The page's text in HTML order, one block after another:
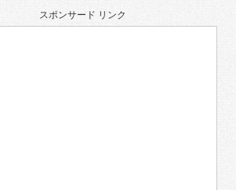
スポンサード リンク